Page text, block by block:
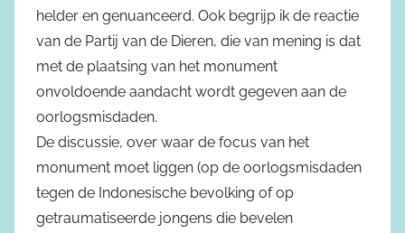
helder en genuanceerd. Ook begrijp ik de reactie
van de Partij van de Dieren, die van mening is dat
met de plaatsing van het monument
onvoldoende aandacht wordt gegeven aan de
oorlogsmisdaden.
De discussie, over waar de focus van het
monument moet liggen (op de oorlogsmisdaden
tegen de Indonesische bevolking of op
getraumatiseerde jongens die bevelen